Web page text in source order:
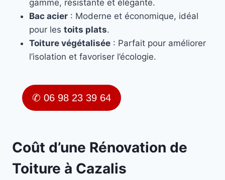
gamme, résistante et élégante.
Bac acier : Moderne et économique, idéal
pour les toits plats.
Toiture végétalisée : Parfait pour améliorer
l’isolation et favoriser l’écologie.
✆ 06 98 23 39 64
Coût d’une Rénovation de
Toiture à Cazalis